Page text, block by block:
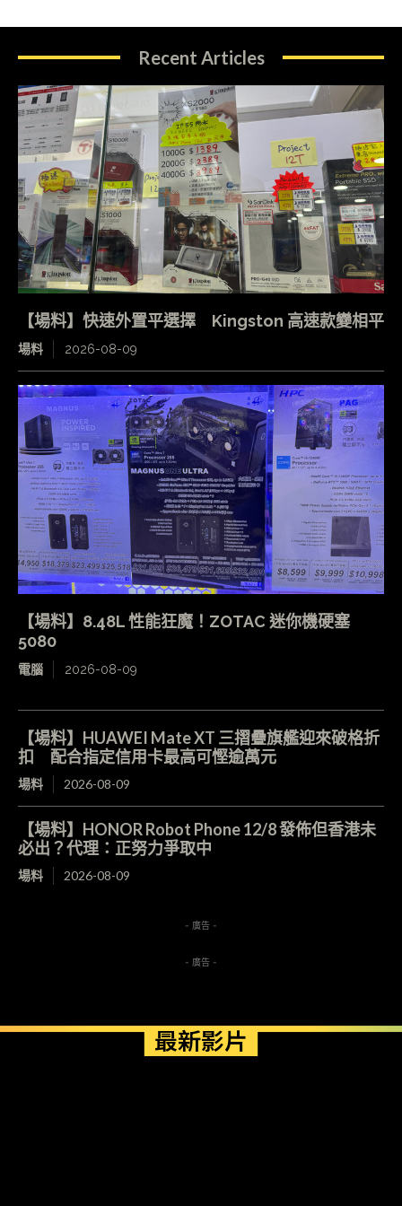
Recent Articles
【場料】快速外置平選擇 Kingston 高速款變相平
場料 2026-08-09
【場料】8.48L 性能狂魔！ZOTAC 迷你機硬塞
5080
電腦 2026-08-09
【場料】HUAWEI Mate XT 三摺疊旗艦迎來破格折
扣 配合指定信用卡最高可慳逾萬元
場料 2026-08-09
【場料】HONOR Robot Phone 12/8 發佈但香港未
必出？代理：正努力爭取中
場料 2026-08-09
- 廣告 -
- 廣告 -
最新影片